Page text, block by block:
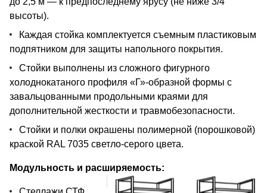
высоты).
Каждая стойка комплектуется съемным пластиковым
подпятником для защиты напольного покрытия.
Стойки выполнены из сложного фигурного
холоднокатаного профиля «Г»-образной формы с
завальцованными продольными краями для
дополнительной жесткости и травмобезопасности.
Стойки и полки окрашены полимерной (порошковой)
краской RAL 7035 светло-серого цвета.
Модульность и расширяемость: